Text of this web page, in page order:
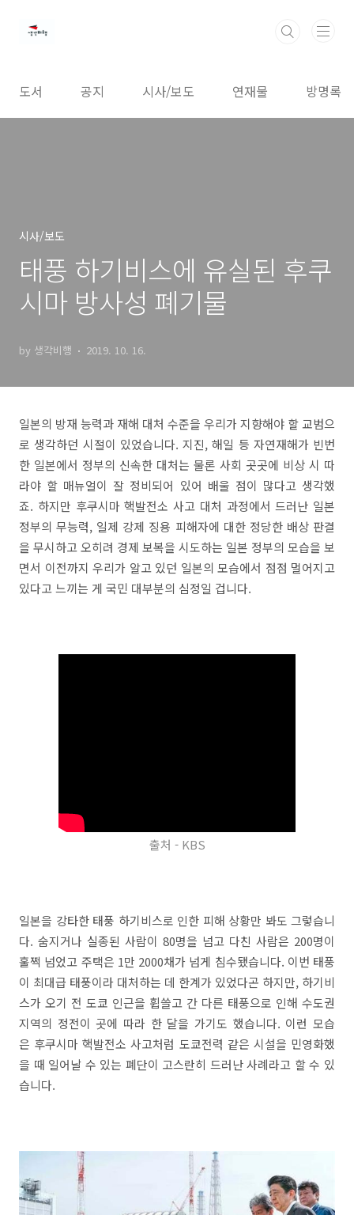
도서 공지 시사/보도 연재물 방명록
시사/보도
태풍 하기비스에 유실된 후쿠
시마 방사성 폐기물
by 생각비행 2019. 10. 16.
일본의 방재 능력과 재해 대처 수준을 우리가 지향해야 할 교범으
로 생각하던 시절이 있었습니다. 지진, 해일 등 자연재해가 빈번
한 일본에서 정부의 신속한 대처는 물론 사회 곳곳에 비상 시 따
라야 할 매뉴얼이 잘 정비되어 있어 배울 점이 많다고 생각했
죠. 하지만 후쿠시마 핵발전소 사고 대처 과정에서 드러난 일본
정부의 무능력, 일제 강제 징용 피해자에 대한 정당한 배상 판결
을 무시하고 오히려 경제 보복을 시도하는 일본 정부의 모습을 보
면서 이전까지 우리가 알고 있던 일본의 모습에서 점점 멀어지고
있다고 느끼는 게 국민 대부분의 심정일 겁니다.
출처 - KBS
일본을 강타한 태풍 하기비스로 인한 피해 상황만 봐도 그렇습니
다. 숨지거나 실종된 사람이 80명을 넘고 다친 사람은 200명이
훌쩍 넘었고 주택은 1만 2000채가 넘게 침수됐습니다. 이번 태풍
이 최대급 태풍이라 대처하는 데 한계가 있었다곤 하지만, 하기비
스가 오기 전 도쿄 인근을 휩쓸고 간 다른 태풍으로 인해 수도권
지역의 정전이 곳에 따라 한 달을 가기도 했습니다. 이런 모습
은 후쿠시마 핵발전소 사고처럼 도쿄전력 같은 시설을 민영화했
을 때 일어날 수 있는 폐단이 고스란히 드러난 사례라고 할 수 있
습니다.